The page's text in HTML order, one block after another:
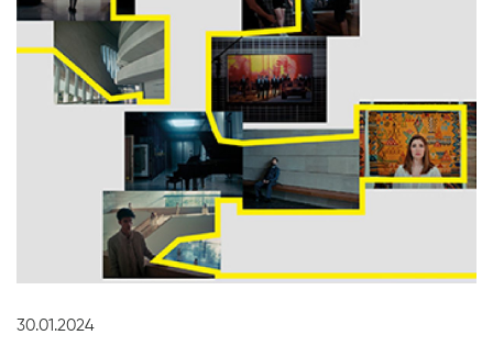
30.01.2024